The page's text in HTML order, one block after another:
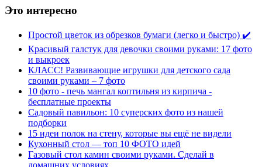
Это интересно
Простой цветок из обрезков бумаги (легко и быстро) ✔️
Красивый галстук для девочки своими руками: 17 фото
и выкроек
КЛАСС! Развивающие игрушки для детского сада
своими руками – 7 фото
10 фото - печь мангал коптильня из кирпича -
бесплатные проекты
Садовый павильон: 10 суперских фото из нашей
подборки
15 идеи полок на стену, которые вы ещё не видели
Кухонный стол — топ 10 ФОТО идей
Газовый стол камин своими руками. Сделай в
домашних условиях